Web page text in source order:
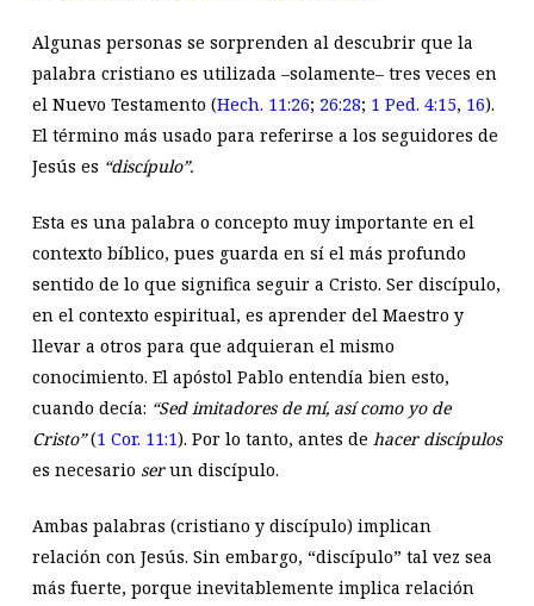
Algunas personas se sorprenden al descubrir que la
palabra cristiano es utilizada –solamente– tres veces en
el Nuevo Testamento (Hech. 11:26; 26:28; 1 Ped. 4:15, 16).
El término más usado para referirse a los seguidores de
Jesús es “discípulo”.
Esta es una palabra o concepto muy importante en el
contexto bíblico, pues guarda en sí el más profundo
sentido de lo que significa seguir a Cristo. Ser discípulo,
en el contexto espiritual, es aprender del Maestro y
llevar a otros para que adquieran el mismo
conocimiento. El apóstol Pablo entendía bien esto,
cuando decía: “Sed imitadores de mí, así como yo de
Cristo”(1 Cor. 11:1). Por lo tanto, antes de hacer discípulos
es necesario serun discípulo.
Ambas palabras (cristiano y discípulo) implican
relación con Jesús. Sin embargo, “discípulo” tal vez sea
más fuerte, porque inevitablemente implica relación